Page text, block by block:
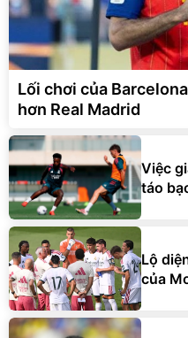
Lối chơi của
hơn Real Madrid
Việc
táo
Lộ
của